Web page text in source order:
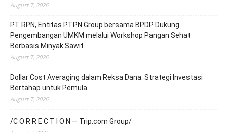
August 7, 2026
PT RPN, Entitas PTPN Group bersama BPDP Dukung
Pengembangan UMKM melalui Workshop Pangan Sehat
Berbasis Minyak Sawit
August 7, 2026
Dollar Cost Averaging dalam Reksa Dana: Strategi Investasi
Bertahap untuk Pemula
August 7, 2026
/C O R R E C T I O N — Trip.com Group/